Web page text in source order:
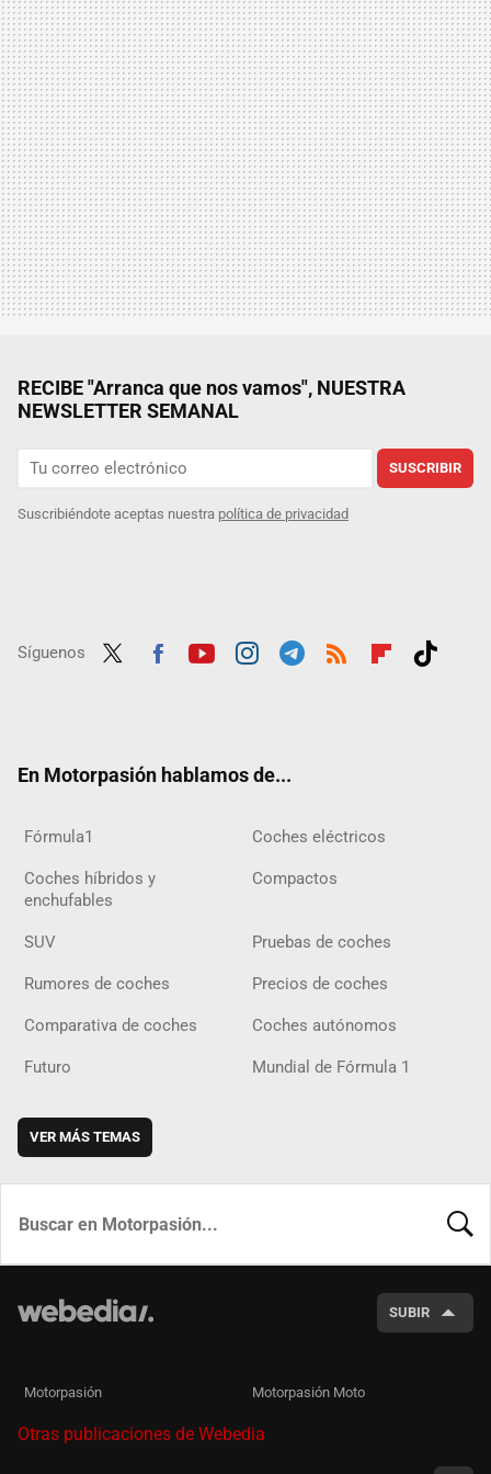
RECIBE "Arranca que nos vamos", NUESTRA
NEWSLETTER SEMANAL
SUSCRIBIR
Suscribiéndote aceptas nuestra política de privacidad
Síguenos
En Motorpasión hablamos de...
Fórmula1 Coches eléctricos
Coches híbridos y
enchufables
Compactos
SUV Pruebas de coches
Rumores de coches Precios de coches
Comparativa de coches Coches autónomos
Futuro Mundial de Fórmula 1
VER MÁS TEMAS
SUBIR
Motorpasión Motorpasión Moto
Otras publicaciones de Webedia